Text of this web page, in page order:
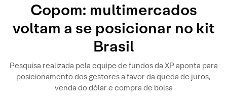
Copom: multimercados
voltam a se posicionar no kit
Brasil
Pesquisa realizada pela equipe de fundos da XP aponta para
posicionamento dos gestores a favor da queda de juros,
venda do dólar e compra de bolsa